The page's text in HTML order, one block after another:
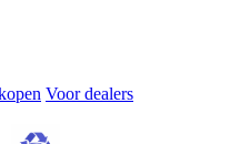
Voor dealers